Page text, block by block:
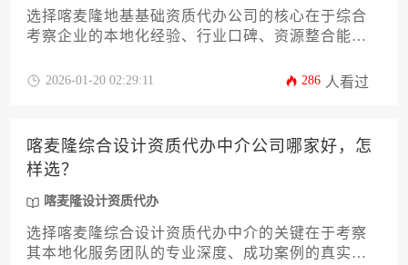
选择喀麦隆地基基础资质代办公司的核心在于综合
考察企业的本地化经验、行业口碑、资源整合能力
业实力与合规保障的长期合作伙伴。
2026-01-20 02:29:11 286 人看过
喀麦隆综合设计资质代办中介公司哪家好，怎
样选？
喀麦隆设计资质代办
选择喀麦隆综合设计资质代办中介的关键在于考察
其本地化服务团队的专业深度、成功案例的真实性